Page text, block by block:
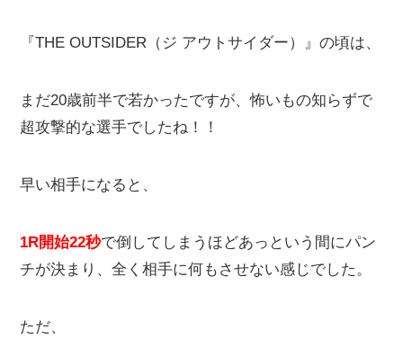
『THE OUTSIDER（ジ アウトサイダー）』の頃は、
まだ20歳前半で若かったですが、怖いもの知らずで
超攻撃的な選手でしたね！！
早い相手になると、
1R開始22秒で倒してしまうほどあっという間にパン
チが決まり、全く相手に何もさせない感じでした。
ただ、